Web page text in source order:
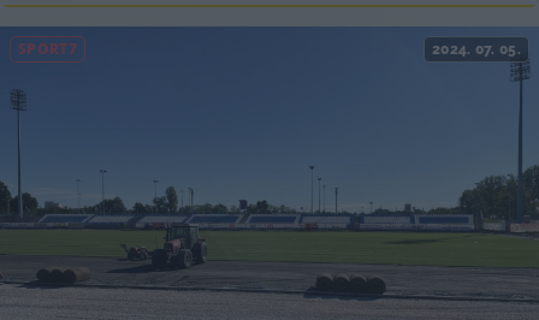
SPORT7 2024. 07. 05.